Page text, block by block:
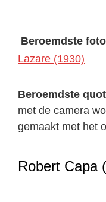
Beroemdste
Lazare (1930)
Beroemdste
met de camera
gemaakt met het
Robert Capa